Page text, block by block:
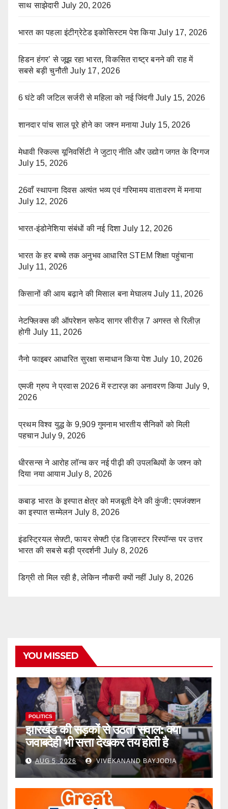
साथ साझेदारी July 20, 2026
भारत का पहला इंटीग्रेटेड इकोसिस्टम पेश किया July 17, 2026
हिडन हंगर’ से जूझ रहा भारत, विकसित राष्ट्र बनने की राह में
सबसे बड़ी चुनौती July 17, 2026
6 घंटे की जटिल सर्जरी से महिला को नई जिंदगी July 15, 2026
शानदार पांच साल पूरे होने का जश्न मनाया July 15, 2026
मेधावी स्किल्स यूनिवर्सिटी ने जुटाए नीति और उद्योग जगत के दिग्गज
July 15, 2026
26वाँ स्थापना दिवस अत्यंत भव्य एवं गरिमामय वातावरण में मनाया
July 12, 2026
भारत-इंडोनेशिया संबंधों की नई दिशा July 12, 2026
भारत के हर बच्चे तक अनुभव आधारित STEM शिक्षा पहुंचाना
July 11, 2026
किसानों की आय बढ़ाने की मिसाल बना मेघालय July 11, 2026
नेटफ्लिक्स की ऑपरेशन सफेद सागर सीरीज़ 7 अगस्त से रिलीज़
होगी July 11, 2026
नैनो फाइबर आधारित सुरक्षा समाधान किया पेश July 10, 2026
एमजी ग्रुप ने प्रवास 2026 में स्टारज़ का अनावरण किया July 9,
2026
प्रथम विश्व युद्ध के 9,909 गुमनाम भारतीय सैनिकों को मिली
पहचान July 9, 2026
धीरसन्स ने आरोह लॉन्च कर नई पीढ़ी की उपलब्धियों के जश्न को
दिया नया आयाम July 8, 2026
कबाड़ भारत के इस्पात क्षेत्र को मजबूती देने की कुंजी: एमजंक्शन
का इस्पात सम्मेलन July 8, 2026
इंडस्ट्रियल सेफ़्टी, फायर सेफ्टी एंड डिज़ास्टर रिस्पॉन्स पर उत्तर
भारत की सबसे बड़ी प्रदर्शनी July 8, 2026
डिग्री तो मिल रही है, लेकिन नौकरी क्यों नहीं July 8, 2026
YOU MISSED
POLITICS
झारखंड की सड़कों से उठता सवाल: क्या
जवाबदेही भी सत्ता देखकर तय होती है
AUG 5, 2026 VIVEKANAND BAYJODIA